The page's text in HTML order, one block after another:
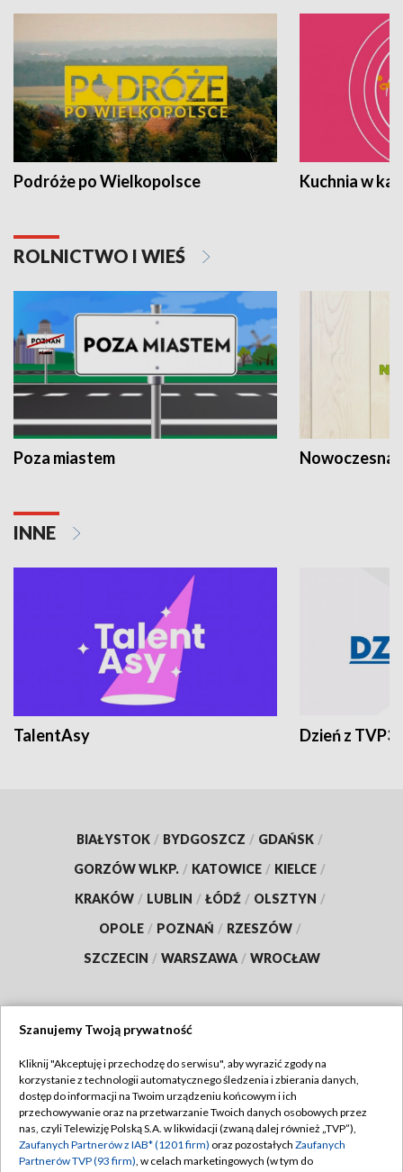
Podróże po Wielkopolsce Kuchnia w
ROLNICTWO I WIEŚ
Poza miastem Nowoczesna
INNE
TalentAsy Dzień z TVP3
BIAŁYSTOK / BYDGOSZCZ / GDAŃSK /
GORZÓW WLKP. / KATOWICE / KIELCE /
KRAKÓW / LUBLIN / ŁÓDŹ / OLSZTYN /
OPOLE / POZNAŃ / RZESZÓW /
SZCZECIN / WARSZAWA / WROCŁAW
TVP
Abonament TVP
Emisja w TVP
Regulamin TVP
Polityka prywatności
Szanujemy Twoją prywatność
Kliknij "Akceptuję i przechodzę do serwisu", aby wyrazić zgody na
korzystanie z technologii automatycznego śledzenia i zbierania danych,
dostęp do informacji na Twoim urządzeniu końcowym i ich
przechowywanie oraz na przetwarzanie Twoich danych osobowych przez
nas, czyli Telewizję Polską S.A. w likwidacji (zwaną dalej również „TVP”),
Zaufanych Partnerów z IAB* (1201 firm) oraz pozostałych Zaufanych
Partnerów TVP (93 firm), w celach marketingowych (w tym do